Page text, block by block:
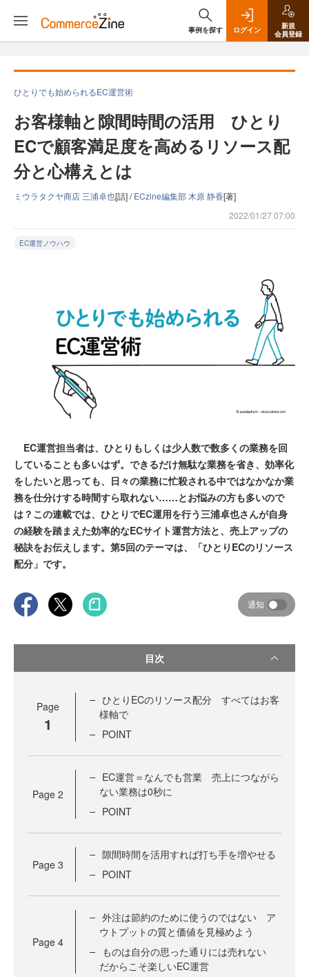
事例を探す ログイン
新規
会員登録
ひとりでも始められるEC運営術
お客様軸と隙間時間の活用 ひとり
ECで顧客満足度を高めるリソース配
分と心構えとは
ミウラタクヤ商店 三浦卓也[話] /ECzine編集部 木原 静香[著]
2022/01/27 07:00
EC運営ノウハウ
EC運営担当者は、ひとりもしくは少人数で数多くの業務を回
していることも多いはず。できるだけ無駄な業務を省き、効率化
をしたいと思っても、日々の業務に忙殺される中ではなかなか業
務を仕分けする時間すら取れない……とお悩みの方も多いので
は？この連載では、ひとりでEC運用を行う三浦卓也さんが自身
の経験を踏まえた効率的なECサイト運営方法と、売上アップの
秘訣をお伝えします。第5回のテーマは、「ひとりECのリソース
配分」です。
通知
目次
Page
1
ひとりECのリソース配分 すべてはお客
様軸で
POINT
Page 2
EC運営＝なんでも営業 売上につながら
ない業務は0秒に
POINT
Page 3
隙間時間を活用すれば打ち手を増やせる
POINT
Page 4
外注は節約のために使うのではない ア
ウトプットの質と価値を見極めよう
ものは自分の思った通りには売れない
だからこそ楽しいEC運営